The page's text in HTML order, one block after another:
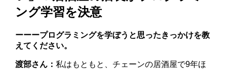
ング学習を決意
ーーープログラミングを学ぼうと思ったきっかけを教
えてください。
渡部さん：私はもともと、チェーンの居酒屋で9年ほ